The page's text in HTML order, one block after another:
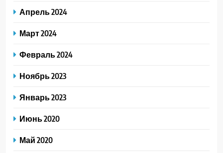
Апрель 2024
Март 2024
Февраль 2024
Ноябрь 2023
Январь 2023
Июнь 2020
Май 2020